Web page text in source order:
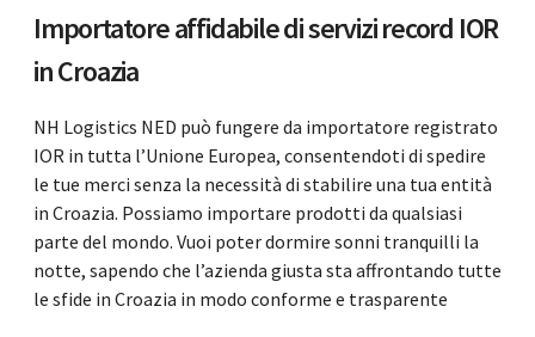
Importatore affidabile di servizi record IOR
in Croazia
NH Logistics NED può fungere da importatore registrato
IOR in tutta l’Unione Europea, consentendoti di spedire
le tue merci senza la necessità di stabilire una tua entità
in Croazia. Possiamo importare prodotti da qualsiasi
parte del mondo. Vuoi poter dormire sonni tranquilli la
notte, sapendo che l’azienda giusta sta affrontando tutte
le sfide in Croazia in modo conforme e trasparente